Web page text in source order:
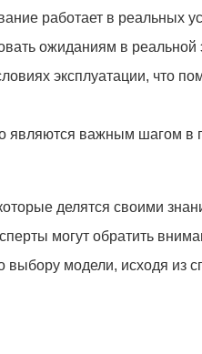
работает в реальных
ожиданиям в
эксплуатации, что
являются важным шагом в
делятся своими
могут обратить
выбору модели, исходя из